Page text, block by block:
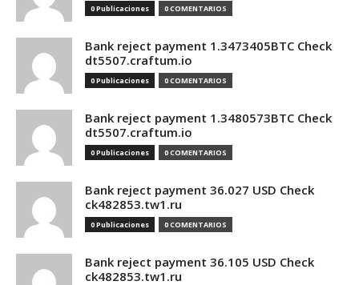
0 Publicaciones 0 COMENTARIOS
Bank reject payment 1.3473405BTC Check
dt5507.craftum.io
0 Publicaciones 0 COMENTARIOS
Bank reject payment 1.3480573BTC Check
dt5507.craftum.io
0 Publicaciones 0 COMENTARIOS
Bank reject payment 36.027 USD Check
ck482853.tw1.ru
0 Publicaciones 0 COMENTARIOS
Bank reject payment 36.105 USD Check
ck482853.tw1.ru